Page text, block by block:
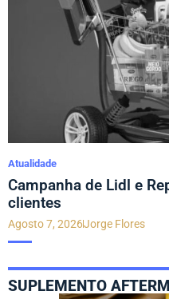
Atualidade
Campanha de Lidl e
clientes
Agosto 7, 2026Jorge Flores
SUPLEMENTO